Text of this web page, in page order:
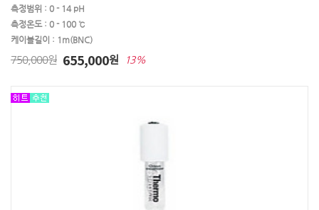
측정범위 : 0 - 14 pH
측정온도 : 0 - 100 ℃
케이블길이 : 1m(BNC)
750,000원 655,000원 13%